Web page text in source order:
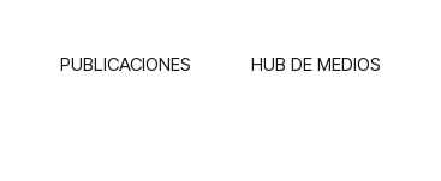
PUBLICACIONES HUB DE MEDIOS